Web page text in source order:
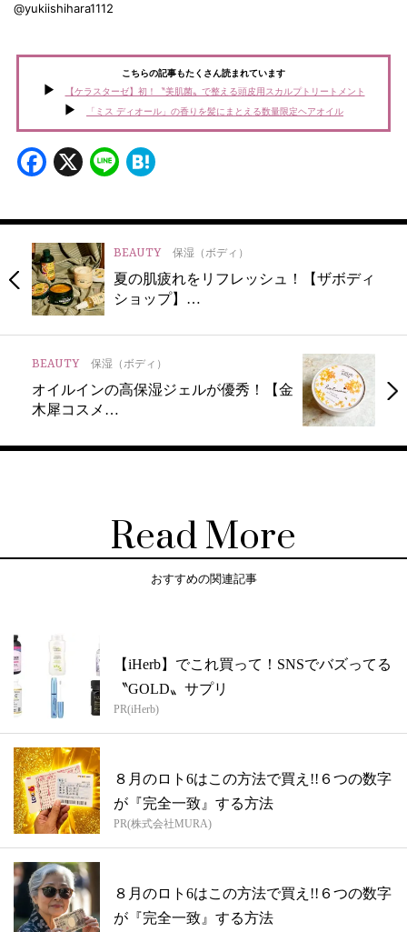
@yukiishihara1112
こちらの記事もたくさん読まれています
【ケラスターゼ】初！〝美肌菌〟で整える頭皮用スカルプトリートメント
「ミス ディオール」の香りを髪にまとえる数量限定ヘアオイル
Facebook
X Line
BEAUTY 保湿（ボディ）
夏の肌疲れをリフレッシュ！【ザボディ
ショップ】…
BEAUTY 保湿（ボディ）
オイルインの高保湿ジェルが優秀！【金
木犀コスメ…
Read More
おすすめの関連記事
【iHerb】でこれ買って！SNSでバズってる
〝GOLD〟サプリ
PR(iHerb)
８月のロト6はこの方法で買え!!６つの数字
が『完全一致』する方法
PR(株式会社MURA)
８月のロト6はこの方法で買え!!６つの数字
が『完全一致』する方法